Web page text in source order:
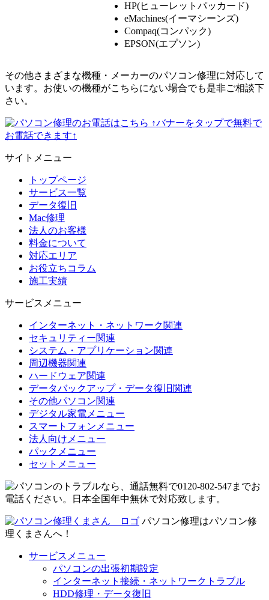
HP(ヒューレットパッカード)
eMachines(イーマシーンズ)
Compaq(コンパック)
EPSON(エプソン)
その他さまざまな機種・メーカーのパソコン修理に対応して
います。お使いの機種がこちらにない場合でも是非ご相談下
さい。
↑バナーをタップで無料で
お電話できます↑
サイトメニュー
トップページ
サービス一覧
データ復旧
Mac修理
法人のお客様
料金について
対応エリア
お役立ちコラム
施工実績
サービスメニュー
インターネット・ネットワーク関連
セキュリティー関連
システム・アプリケーション関連
周辺機器関連
ハードウェア関連
データバックアップ・データ復旧関連
その他パソコン関連
デジタル家電メニュー
スマートフォンメニュー
法人向けメニュー
パックメニュー
セットメニュー
パソコン修理はパソコン修
理くまさんへ！
サービスメニュー
パソコンの出張初期設定
インターネット接続・ネットワークトラブル
HDD修理・データ復旧